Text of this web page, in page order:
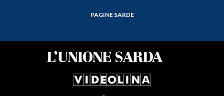
PAGINE SARDE